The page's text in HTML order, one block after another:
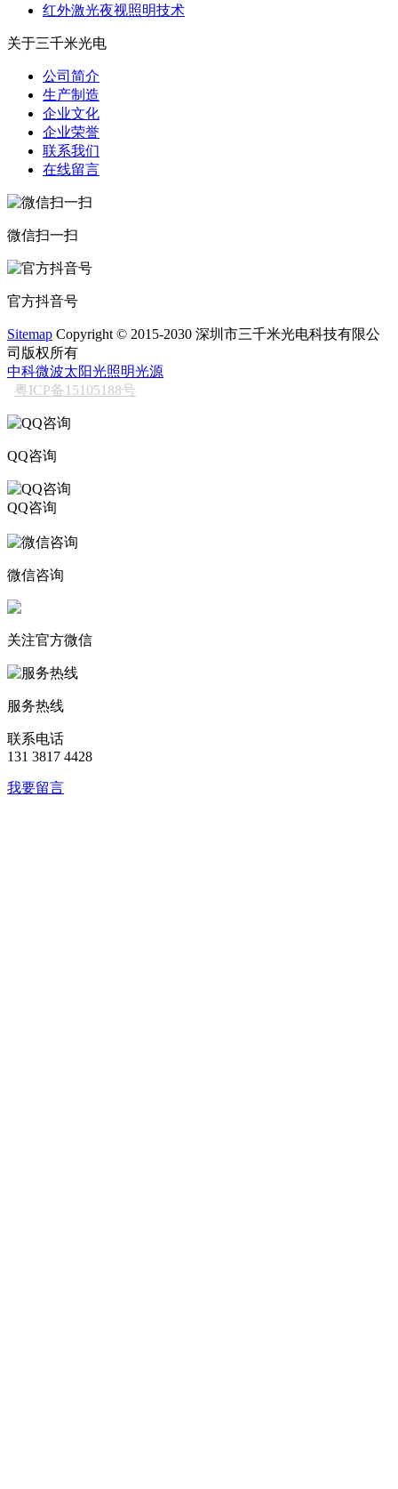
红外激光夜视照明技术
关于三千米光电
公司简介
生产制造
企业文化
企业荣誉
联系我们
在线留言
微信扫一扫
官方抖音号
Sitemap Copyright © 2015-2030 深圳市三千米光电科技有限公
司版权所有
中科微波太阳光照明光源
粤ICP备15105188号
QQ咨询
QQ咨询
微信咨询
关注官方微信
服务热线
联系电话
131 3817 4428
我要留言